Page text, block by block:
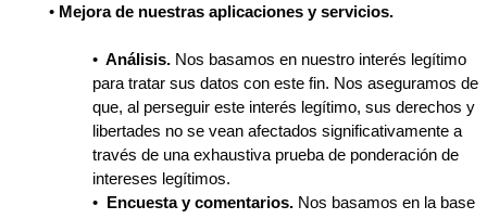
• Mejora de nuestras aplicaciones y servicios.
• Análisis. Nos basamos en nuestro interés legítimo
para tratar sus datos con este fin. Nos aseguramos de
que, al perseguir este interés legítimo, sus derechos y
libertades no se vean afectados significativamente a
través de una exhaustiva prueba de ponderación de
intereses legítimos.
• Encuesta y comentarios. Nos basamos en la base